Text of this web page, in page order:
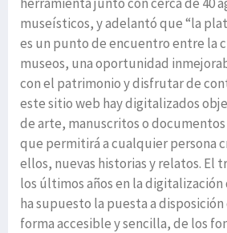
museísticos, y adelantó que “la
es un punto de encuentro entre la
museos, una oportunidad
con el patrimonio y disfrutar de
este sitio web hay digitalizados
de arte, manuscritos o
que permitirá a cualquier persona
ellos, nuevas historias y relatos. El
los últimos años en la digitalización
ha supuesto la puesta a
forma accesible y sencilla, de los